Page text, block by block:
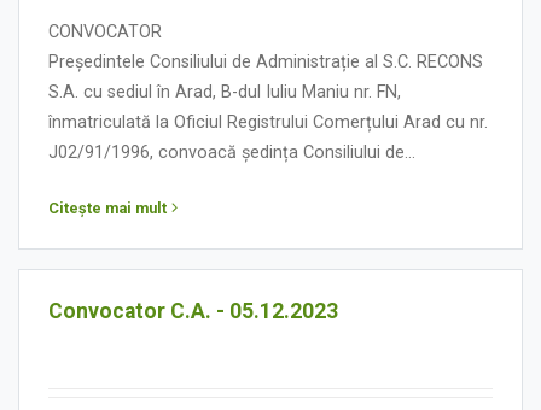
CONVOCATOR
Președintele Consiliului de Administrație al S.C. RECONS
S.A. cu sediul în Arad, B-dul Iuliu Maniu nr. FN,
înmatriculată la Oficiul Registrului Comerțului Arad cu nr.
J02/91/1996, convoacă ședința Consiliului de
cu următoarea:
Citește mai mult
Convocator C.A. - 05.12.2023